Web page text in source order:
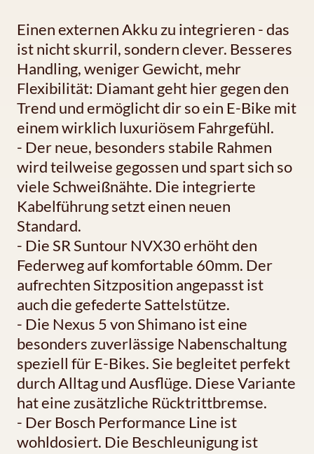
Einen externen Akku zu integrieren - das
ist nicht skurril, sondern clever. Besseres
Handling, weniger Gewicht, mehr
Flexibilität: Diamant geht hier gegen den
Trend und ermöglicht dir so ein E-Bike mit
einem wirklich luxuriösem Fahrgefühl.
- Der neue, besonders stabile Rahmen
wird teilweise gegossen und spart sich so
viele Schweißnähte. Die integrierte
Kabelführung setzt einen neuen
Standard.
- Die SR Suntour NVX30 erhöht den
Federweg auf komfortable 60mm. Der
aufrechten Sitzposition angepasst ist
auch die gefederte Sattelstütze.
- Die Nexus 5 von Shimano ist eine
besonders zuverlässige Nabenschaltung
speziell für E-Bikes. Sie begleitet perfekt
durch Alltag und Ausflüge. Diese Variante
hat eine zusätzliche Rücktrittbremse.
- Der Bosch Performance Line ist
wohldosiert. Die Beschleunigung ist